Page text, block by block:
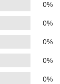
0%
0%
0%
0%
0%